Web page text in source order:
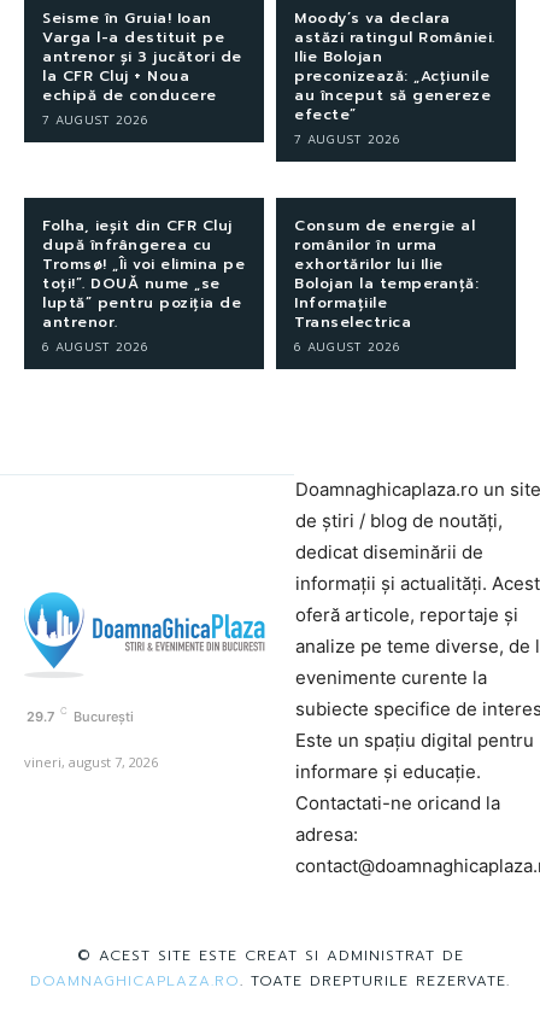
Seisme în Gruia! Ioan
Varga l-a destituit pe
antrenor și 3 jucători de
la CFR Cluj + Noua
echipă de conducere
7 AUGUST 2026
Moody’s va declara
astăzi ratingul României.
Ilie Bolojan
preconizează: „Acțiunile
au început să genereze
efecte”
7 AUGUST 2026
Folha, ieșit din CFR Cluj
după înfrângerea cu
Tromsø! „Îi voi elimina pe
toți!”. DOUĂ nume „se
luptă” pentru poziția de
antrenor.
6 AUGUST 2026
Consum de energie al
românilor în urma
exhortărilor lui Ilie
Bolojan la temperanță:
Informațiile
Transelectrica
6 AUGUST 2026
29.7 C București
vineri, august 7, 2026
Doamnaghicaplaza.ro un site
de știri / blog de noutăți,
dedicat diseminării de
informații și actualități.
oferă articole, reportaje și
analize pe teme diverse, de
evenimente curente la
subiecte specifice de
Este un spațiu digital pentru
informare și educație.
Contactati-ne oricand la
adresa:
© ACEST SITE ESTE CREAT SI ADMINISTRAT DE
DOAMNAGHICAPLAZA.RO. TOATE DREPTURILE REZERVATE.